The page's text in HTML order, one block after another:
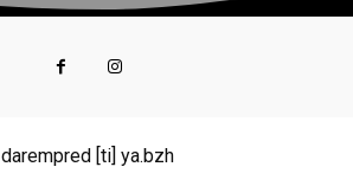
darempred [ti] ya.bzh